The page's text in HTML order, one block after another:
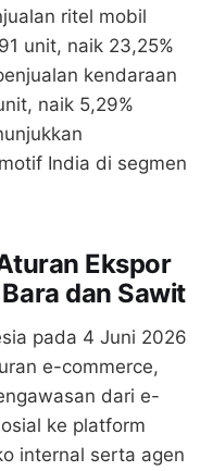
ritel mobil
unit, naik 23,25%
kendaraan
naik 5,29%
India di segmen
Ekspor
dan Sawit
pada 4 Juni 2026
e-commerce,
dari e-
ke platform
internal serta agen